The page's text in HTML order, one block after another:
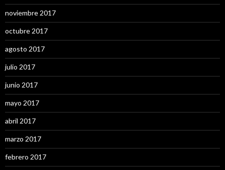
noviembre 2017
octubre 2017
agosto 2017
julio 2017
junio 2017
mayo 2017
abril 2017
marzo 2017
febrero 2017